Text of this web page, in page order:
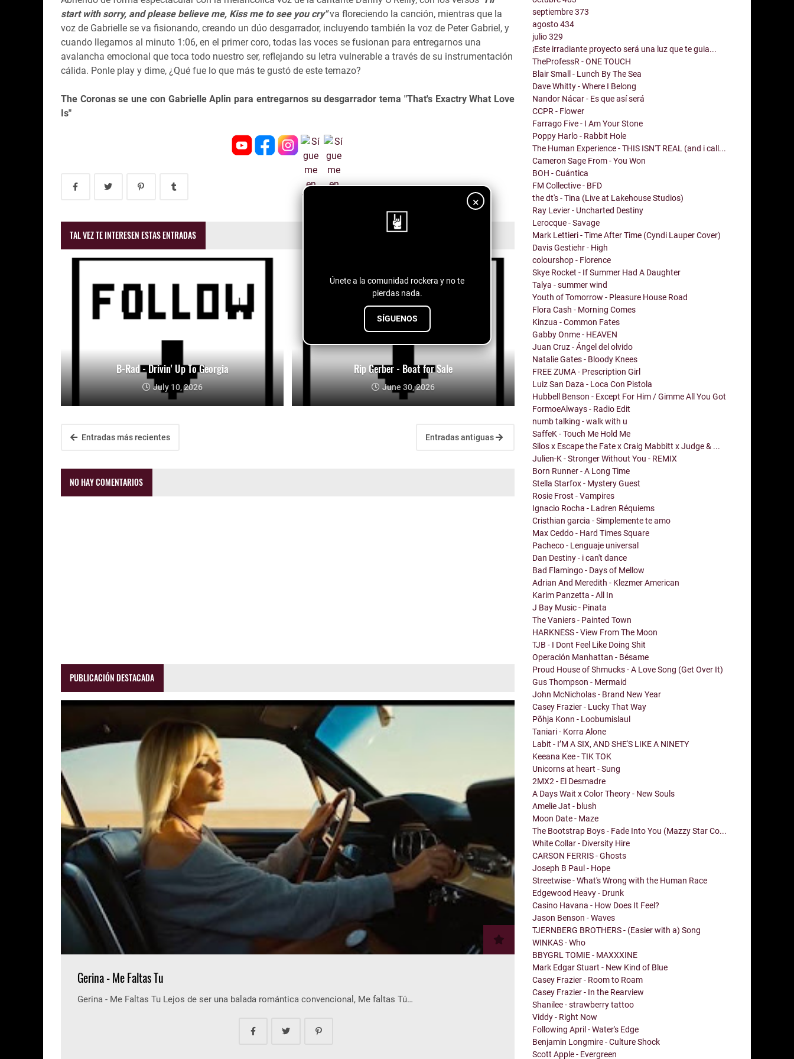
×
Únete a la comunidad rockera y no te
pierdas nada.
SÍGUENOS
start with sorry, and please believe me, Kiss me to see you cry"va floreciendo la canción, mientras que la
voz de Gabrielle se va fisionando, creando un dúo desgarrador, incluyendo también la voz de Peter Gabriel, y
cuando llegamos al minuto 1:06, en el primer coro, todas las voces se fusionan para entregarnos una
avalancha emocional que toca todo nuestro ser, reflejando su letra vulnerable a través de su instrumentación
cálida. Ponle play y dime, ¿Qué fue lo que más te gustó de este temazo?
The Coronas se une con Gabrielle Aplin para entregarnos su desgarrador tema "That's Exactry What Love
Is"
TAL VEZ TE INTERESEN ESTAS ENTRADAS
B-Rad - Drivin' Up To Georgia
July 10, 2026
Rip Gerber - Boat for Sale
June 30, 2026
Entradas más recientes Entradas antiguas
NO HAY COMENTARIOS
PUBLICACIÓN DESTACADA
Gerina - Me Faltas Tu
Gerina - Me Faltas Tu Lejos de ser una balada romántica convencional, Me faltas Tú…
septiembre373
agosto434
julio329
¡Este irradiante proyecto será una luz que te guia...
TheProfessR - ONE TOUCH
Blair Small - Lunch By The Sea
Dave Whitty - Where I Belong
Nandor Nácar - Es que así será
CCPR - Flower
Farrago Five - I Am Your Stone
Poppy Harlo - Rabbit Hole
The Human Experience - THIS ISN'T REAL (and i call...
Cameron Sage From - You Won
BOH - Cuántica
FM Collective - BFD
the dt's - Tina (Live at Lakehouse Studios)
Ray Levier - Uncharted Destiny
Lerocque - Savage
Mark Lettieri - Time After Time (Cyndi Lauper Cover)
Davis Gestiehr - High
colourshop - Florence
Skye Rocket - If Summer Had A Daughter
Talya - summer wind
Youth of Tomorrow - Pleasure House Road
Flora Cash - Morning Comes
Kinzua - Common Fates
Gabby Onme - HEAVEN
Juan Cruz - Ángel del olvido
Natalie Gates - Bloody Knees
FREE ZUMA - Prescription Girl
Luiz San Daza - Loca Con Pistola
Hubbell Benson - Except For Him / Gimme All You Got
FormoeAlways - Radio Edit
numb talking - walk with u
SaffeK - Touch Me Hold Me
Silos x Escape the Fate x Craig Mabbitt x Judge & ...
Julien-K - Stronger Without You - REMIX
Born Runner - A Long Time
Stella Starfox - Mystery Guest
Rosie Frost - Vampires
Ignacio Rocha - Ladren Réquiems
Cristhian garcia - Simplemente te amo
Max Ceddo - Hard Times Square
Pacheco - Lenguaje universal
Dan Destiny - i can't dance
Bad Flamingo - Days of Mellow
Adrian And Meredith - Klezmer American
Karim Panzetta - All In
J Bay Music - Pinata
The Vaniers - Painted Town
HARKNESS - View From The Moon
TJB - I Dont Feel Like Doing Shit
Operación Manhattan - Bésame
Proud House of Shmucks - A Love Song (Get Over It)
Gus Thompson - Mermaid
John McNicholas - Brand New Year
Casey Frazier - Lucky That Way
Põhja Konn - Loobumislaul
Taniari - Korra Alone
Labit - I’M A SIX, AND SHE'S LIKE A NINETY
Keeana Kee - TIK TOK
Unicorns at heart - Sung
2MX2 - El Desmadre
A Days Wait x Color Theory - New Souls
Amelie Jat - blush
Moon Date - Maze
The Bootstrap Boys - Fade Into You (Mazzy Star Co...
White Collar - Diversity Hire
CARSON FERRIS - Ghosts
Joseph B Paul - Hope
Streetwise - What's Wrong with the Human Race
Edgewood Heavy - Drunk
Casino Havana - How Does It Feel?
Jason Benson - Waves
TJERNBERG BROTHERS - (Easier with a) Song
WINKAS - Who
BBYGRL TOMIE - MAXXXINE
Mark Edgar Stuart - New Kind of Blue
Casey Frazier - Room to Roam
Casey Frazier - In the Rearview
Shanilee - strawberry tattoo
Viddy - Right Now
Following April - Water's Edge
Benjamin Longmire - Culture Shock
Scott Apple - Evergreen